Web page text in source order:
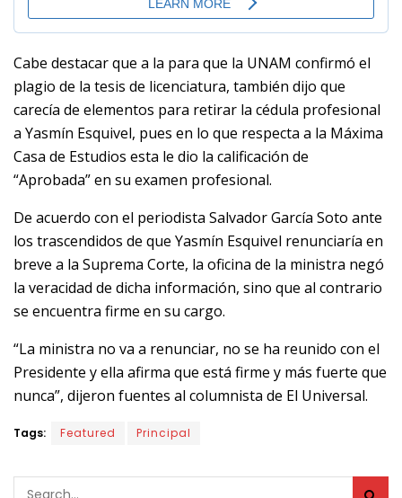
Cabe destacar que a la para que la UNAM confirmó el
plagio de la tesis de licenciatura, también dijo que
carecía de elementos para retirar la cédula profesional
a Yasmín Esquivel, pues en lo que respecta a la Máxima
Casa de Estudios esta le dio la calificación de
“Aprobada” en su examen profesional.
De acuerdo con el periodista Salvador García Soto ante
los trascendidos de que Yasmín Esquivel renunciaría en
breve a la Suprema Corte, la oficina de la ministra negó
la veracidad de dicha información, sino que al contrario
se encuentra firme en su cargo.
“La ministra no va a renunciar, no se ha reunido con el
Presidente y ella afirma que está firme y más fuerte que
nunca”, dijeron fuentes al columnista de El Universal.
Tags: Featured Principal